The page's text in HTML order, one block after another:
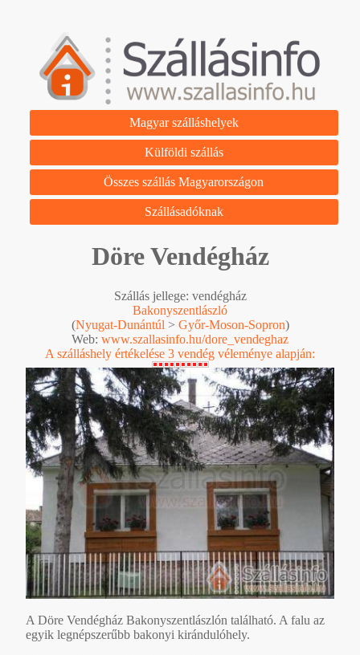
Magyar szálláshelyek
Külföldi szállás
Összes szállás Magyarországon
Szállásadóknak
Döre Vendégház
Szállás jellege: vendégház
Bakonyszentlászló
(Nyugat-Dunántúl > Győr-Moson-Sopron)
Web: www.szallasinfo.hu/dore_vendeghaz
A szálláshely értékelése 3 vendég véleménye alapján:
A Döre Vendégház Bakonyszentlászlón található. A falu az
egyik legnépszerűbb bakonyi kirándulóhely.